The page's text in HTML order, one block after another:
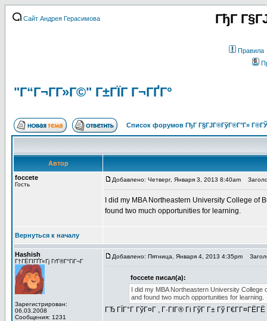
Сайт Андрея Герасимова ГђГ
Правила
"Г“Г¬Г­Г»Г©" Г±ГЇГ Г¬ГҐГ°
Список форумов ГђГ Г§ГЈГ®ГўГ®Г°Г»
Автор
foccete
Гость
Добавлено: Четверг, Января 3, 2013 8:40am
I did my MBA Northeastern University College
found two much opportunities for learning.
Вернуться к началу
Hashish
Г†ГЁГІГҐГ«Гј ГґГ®Г°ГіГ¬Г
Зарегистрирован:
06.03.2008
Сообщения: 1231
Добавлено: Пятница, Января 4, 2013 4:35pm
foccete писал(а):
I did my MBA Northeastern University
and found two much opportunities for learning.
ГЂ ГЇГ°Г ГўГ¤Г , Г·ГІГ® Гі ГўГ Г± Гў Г€Г­Г¤ГЁГЁ